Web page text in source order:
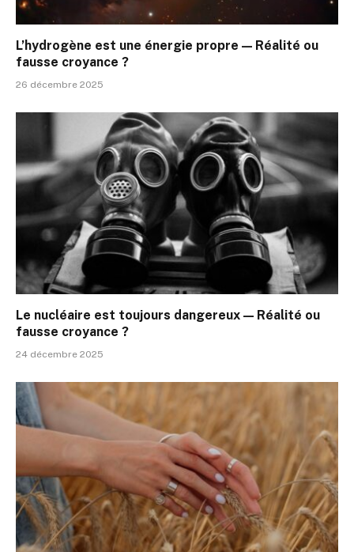
L’hydrogène est une énergie propre — Réalité ou
fausse croyance ?
26 décembre 2025
Le nucléaire est toujours dangereux — Réalité ou
fausse croyance ?
24 décembre 2025